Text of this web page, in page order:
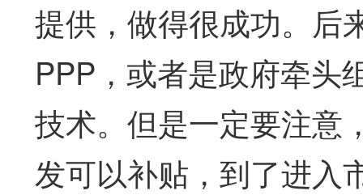
提供，做得很成功。后
PPP，或者是政府牵头
技术。但是一定要注意
发可以补贴，到了进入